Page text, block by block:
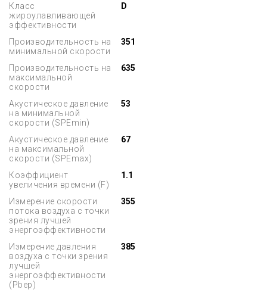
Класс
жироулавливающей
эффективности
D
Производительность на
минимальной скорости
351
Производительность на
максимальной
скорости
635
Акустическое давление
на минимальной
скорости (SPEmin)
53
Акустическое давление
на максимальной
скорости (SPEmax)
67
Коэффициент
увеличения времени (F)
1.1
Измерение скорости
потока воздуха с точки
зрения лучшей
энергоэффективности
355
Измерение давления
воздуха с точки зрения
лучшей
энергоэффективности
(Pbep)
385